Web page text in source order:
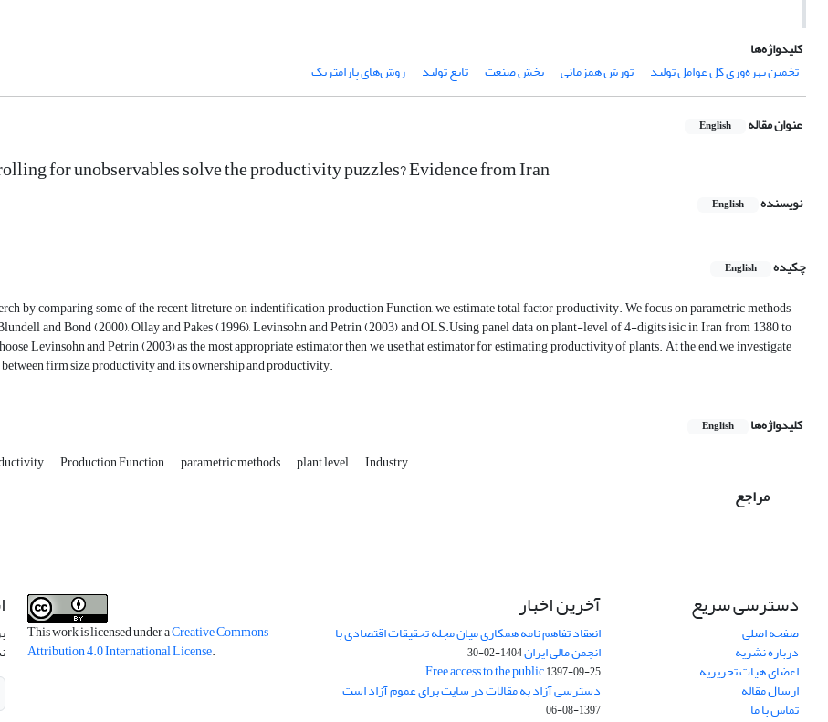
کلیدواژه‌ها
تخمین بهره‌وری کل عوامل تولید
تورش همزمانی بخش صنعت تابع تولید روش‌های پارامتریک
عنوان مقاله English
for unobservables solve the productivity puzzles? Evidence from Iran
نویسنده English
چکیده English
by comparing some of the recent litreture on indentification production Function, we estimate total factor productivity. We focus on parametric methods,
and Bond (2000), Ollay and Pakes (1996), Levinsohn and Petrin (2003) and OLS.Using panel data on plant-level of 4-digits isic in Iran from 1380 to
Levinsohn and Petrin (2003) as the most appropriate estimator then we use that estimator for estimating productivity of plants. At the end, we investigate
firm size, productivity and, its ownership and productivity.
کلیدواژه‌ها English
Production Function parametric methods plant level Industry
مراجع
دسترسی سریع
صفحه اصلی
درباره نشریه
اعضای هیات تحریریه
ارسال مقاله
تماس با ما
آخرین اخبار
انعقاد تفاهم نامه همکاری میان مجله تحقیقات اقتصادی با
انجمن مالی ایران1404-02-30
Free access to the public1397-09-25
دسترسی آزاد به مقالات در سایت برای عموم آزاد است
1397-08-06
This work is licensed under aCreative Commons
Attribution 4.0 International License.